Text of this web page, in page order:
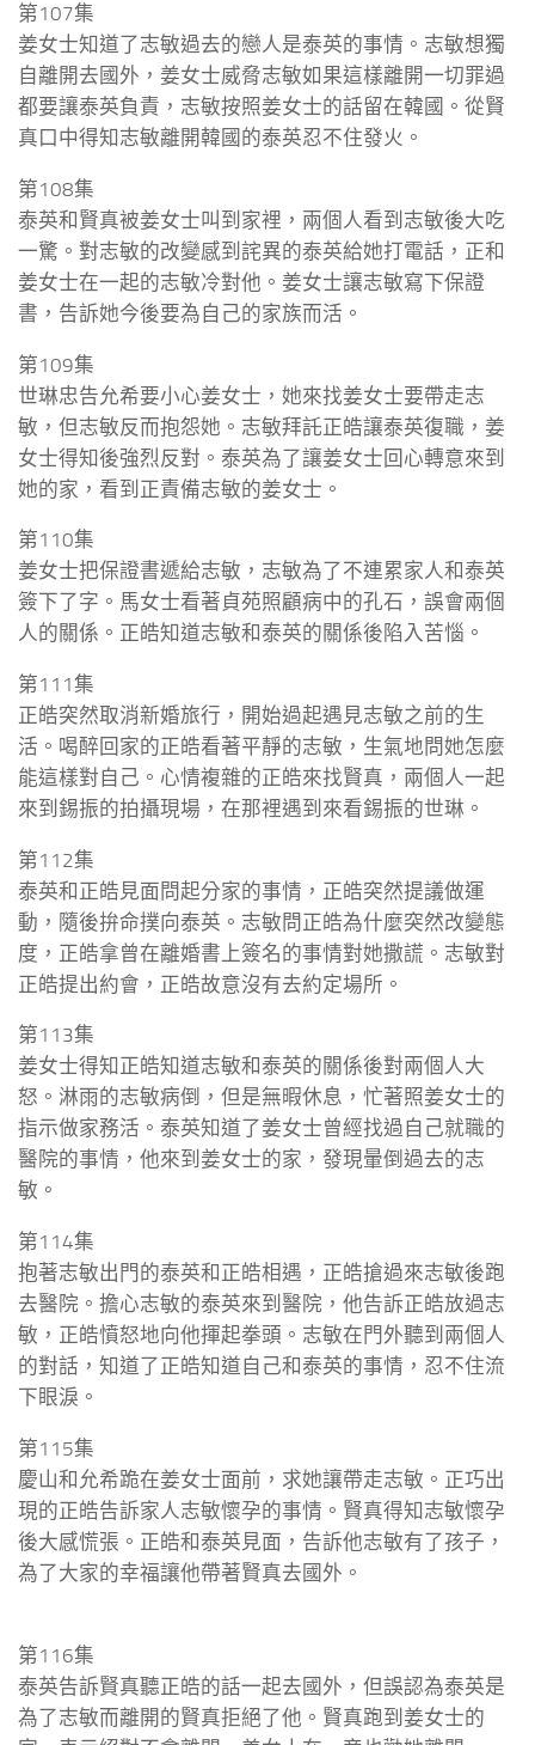
第107集
姜女士知道了志敏過去的戀人是泰英的事情。志敏想獨
自離開去國外，姜女士威脅志敏如果這樣離開一切罪過
都要讓泰英負責，志敏按照姜女士的話留在韓國。從賢
真口中得知志敏離開韓國的泰英忍不住發火。
第108集
泰英和賢真被姜女士叫到家裡，兩個人看到志敏後大吃
一驚。對志敏的改變感到詫異的泰英給她打電話，正和
姜女士在一起的志敏冷對他。姜女士讓志敏寫下保證
書，告訴她今後要為自己的家族而活。
第109集
世琳忠告允希要小心姜女士，她來找姜女士要帶走志
敏，但志敏反而抱怨她。志敏拜託正皓讓泰英復職，姜
女士得知後強烈反對。泰英為了讓姜女士回心轉意來到
她的家，看到正責備志敏的姜女士。
第110集
姜女士把保證書遞給志敏，志敏為了不連累家人和泰英
簽下了字。馬女士看著貞苑照顧病中的孔石，誤會兩個
人的關係。正皓知道志敏和泰英的關係後陷入苦惱。
第111集
正皓突然取消新婚旅行，開始過起遇見志敏之前的生
活。喝醉回家的正皓看著平靜的志敏，生氣地問她怎麼
能這樣對自己。心情複雜的正皓來找賢真，兩個人一起
來到錫振的拍攝現場，在那裡遇到來看錫振的世琳。
第112集
泰英和正皓見面問起分家的事情，正皓突然提議做運
動，隨後拚命撲向泰英。志敏問正皓為什麼突然改變態
度，正皓拿曾在離婚書上簽名的事情對她撒謊。志敏對
正皓提出約會，正皓故意沒有去約定場所。
第113集
姜女士得知正皓知道志敏和泰英的關係後對兩個人大
怒。淋雨的志敏病倒，但是無暇休息，忙著照姜女士的
指示做家務活。泰英知道了姜女士曾經找過自己就職的
醫院的事情，他來到姜女士的家，發現暈倒過去的志
敏。
第114集
抱著志敏出門的泰英和正皓相遇，正皓搶過來志敏後跑
去醫院。擔心志敏的泰英來到醫院，他告訴正皓放過志
敏，正皓憤怒地向他揮起拳頭。志敏在門外聽到兩個人
的對話，知道了正皓知道自己和泰英的事情，忍不住流
下眼淚。
第115集
慶山和允希跪在姜女士面前，求她讓帶走志敏。正巧出
現的正皓告訴家人志敏懷孕的事情。賢真得知志敏懷孕
後大感慌張。正皓和泰英見面，告訴他志敏有了孩子，
為了大家的幸福讓他帶著賢真去國外。
第116集
泰英告訴賢真聽正皓的話一起去國外，但誤認為泰英是
為了志敏而離開的賢真拒絕了他。賢真跑到姜女士的